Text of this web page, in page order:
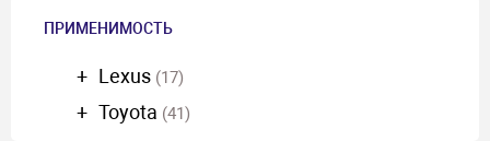
ПРИМЕНИМОСТЬ
Lexus (17)
Toyota (41)